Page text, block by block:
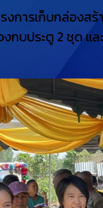
การเก็บกล่องส
กบประตู 2 ชุด แ